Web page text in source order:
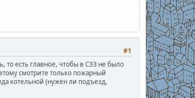
#1
то есть главное, чтобы в СЗЗ не было
смотрите только пожарный
котельной (нужен ли подъезд,